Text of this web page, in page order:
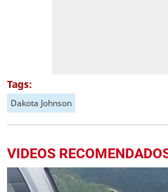
Tags:
Dakota Johnson
VIDEOS